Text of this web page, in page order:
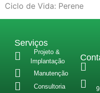
Ciclo de Vida: Perene
Serviços
Projeto &
Implantação
Manutenção
Consultoria